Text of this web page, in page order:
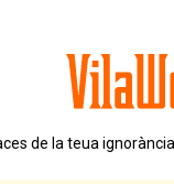
de la teua